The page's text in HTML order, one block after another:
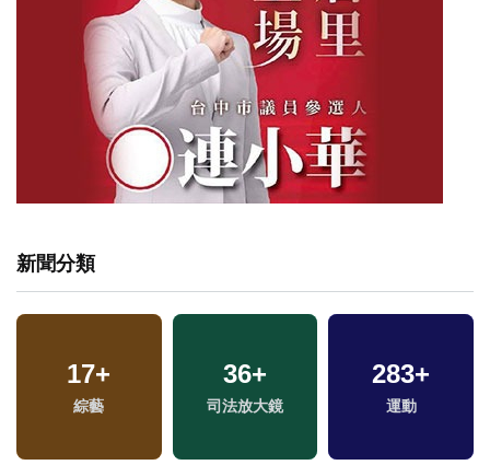
新聞分類
17+
綜藝
36+
司法放大鏡
283+
運動